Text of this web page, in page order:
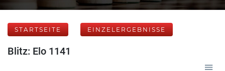
STARTSEITE EINZELERGEBNISSE
Blitz: Elo 1141